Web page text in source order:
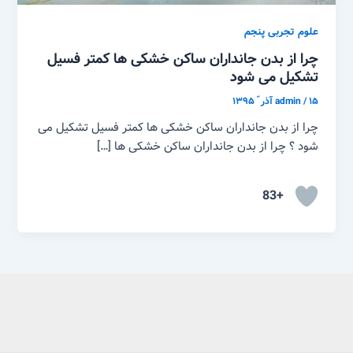
علوم تجربی پنجم
چرا از بدن جانداران ساکن خشکی ها کمتر فسیل
تشکیل می شود
admin/۱۵ آذر ّ ۱۳۹۵
چرا از بدن جانداران ساکن خشکی ها کمتر فسیل تشکیل می
شود ؟ چرا از بدن جانداران ساکن خشکی ها […]
+83